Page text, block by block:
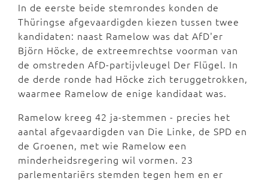
In de eerste beide stemrondes konden de
Thüringse afgevaardigden kiezen tussen twee
kandidaten: naast Ramelow was dat AfD'er
Björn Höcke, de extreemrechtse voorman van
de omstreden AfD-partijvleugel Der Flügel. In
de derde ronde had Höcke zich teruggetrokken,
waarmee Ramelow de enige kandidaat was.
Ramelow kreeg 42 ja-stemmen - precies het
aantal afgevaardigden van Die Linke, de SPD en
de Groenen, met wie Ramelow een
minderheidsregering wil vormen. 23
parlementariërs stemden tegen hem en er